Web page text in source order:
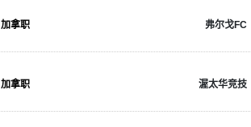
加拿职 弗尔戈FC
加拿职 渥太华竞技